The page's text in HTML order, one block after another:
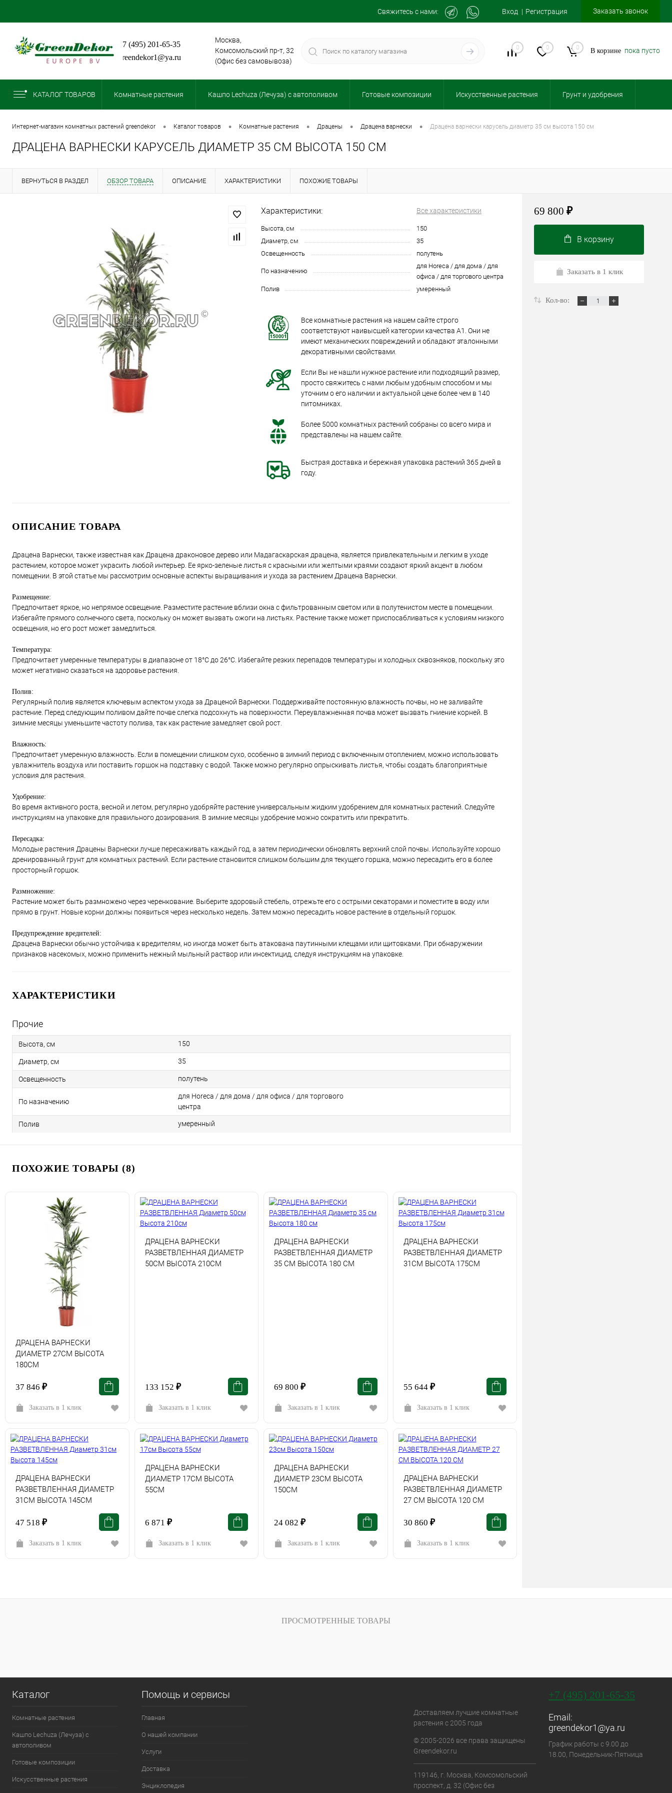
Свяжитесь с нами: Вход Регистрация Заказать звонок
+7 (495) 201-65-35
greendekor1@ya.ru
Москва,
Комсомольский пр-т, 32
(Офис без самовывоза)
0 0 0 В корзине пока пусто
КАТАЛОГ ТОВАРОВ Комнатные растения Кашпо Lechuza (Лечуза) с автополивом Готовые композиции Искусственные растения Грунт и удобрения
интернет-магазин комнатных растений greendekor • каталог товаров • комнатные растения • драцены • драцена варнески • драцена варнески карусель диаметр 35 см высота 150 см
ДРАЦЕНА ВАРНЕСКИ КАРУСЕЛЬ ДИАМЕТР 35 СМ ВЫСОТА 150 СМ
ВЕРНУТЬСЯ В РАЗДЕЛ ОБЗОР ТОВАРА ОПИСАНИЕ ХАРАКТЕРИСТИКИ ПОХОЖИЕ ТОВАРЫ
Характеристики: Все характеристики
Высота, см
150
Диаметр, см
35
Освещенность
полутень
По назначению
для Horeca / для дома / для
офиса / для торгового центра
Полив
умеренный
Все комнатные растения на нашем сайте строго
соответствуют наивысшей категории качества А1. Они не
имеют механических повреждений и обладают эталонными
декоративными свойствами.
Если Вы не нашли нужное растение или подходящий размер,
просто свяжитесь с нами любым удобным способом и мы
уточним о его наличии и актуальной цене более чем в 140
питомниках.
Более 5000 комнатных растений собраны со всего мира и
представлены на нашем сайте.
Быстрая доставка и бережная упаковка растений 365 дней в
году.
ОПИСАНИЕ ТОВАРА
Драцена Варнески, также известная как Драцена драконовое дерево или Мадагаскарская драцена, является привлекательным и легким в уходе
растением, которое может украсить любой интерьер. Ее ярко-зеленые листья с красными или желтыми краями создают яркий акцент в любом
помещении. В этой статье мы рассмотрим основные аспекты выращивания и ухода за растением Драцена Варнески.
Размещение:
Предпочитает яркое, но непрямое освещение. Разместите растение вблизи окна с фильтрованным светом или в полутенистом месте в помещении.
Избегайте прямого солнечного света, поскольку он может вызвать ожоги на листьях. Растение также может приспосабливаться к условиям низкого
освещения, но его рост может замедлиться.
Температура:
Предпочитает умеренные температуры в диапазоне от 18°C до 26°C. Избегайте резких перепадов температуры и холодных сквозняков, поскольку это
может негативно сказаться на здоровье растения.
Полив:
Регулярный полив является ключевым аспектом ухода за Драценой Варнески. Поддерживайте постоянную влажность почвы, но не заливайте
растение. Перед следующим поливом дайте почве слегка подсохнуть на поверхности. Переувлажненная почва может вызвать гниение корней. В
зимние месяцы уменьшите частоту полива, так как растение замедляет свой рост.
Влажность:
Предпочитает умеренную влажность. Если в помещении слишком сухо, особенно в зимний период с включенным отоплением, можно использовать
увлажнитель воздуха или поставить горшок на подставку с водой. Также можно регулярно опрыскивать листья, чтобы создать благоприятные
условия для растения.
Удобрение:
Во время активного роста, весной и летом, регулярно удобряйте растение универсальным жидким удобрением для комнатных растений. Следуйте
инструкциям на упаковке для правильного дозирования. В зимние месяцы удобрение можно сократить или прекратить.
Пересадка:
Молодые растения Драцены Варнески лучше пересаживать каждый год, а затем периодически обновлять верхний слой почвы. Используйте хорошо
дренированный грунт для комнатных растений. Если растение становится слишком большим для текущего горшка, можно пересадить его в более
просторный горшок.
Размножение:
Растение может быть размножено через черенкование. Выберите здоровый стебель, отрежьте его с острыми секаторами и поместите в воду или
прямо в грунт. Новые корни должны появиться через несколько недель. Затем можно пересадить новое растение в отдельный горшок.
Предупреждение вредителей:
Драцена Варнески обычно устойчива к вредителям, но иногда может быть атакована паутинными клещами или щитовками. При обнаружении
признаков насекомых, можно применить нежный мыльный раствор или инсектицид, следуя инструкциям на упаковке.
ХАРАКТЕРИСТИКИ
Прочие
Высота, см 150
Диаметр, см 35
Освещенность полутень
По назначению
для Horeca / для дома / для офиса / для торгового
центра
Полив умеренный
ПОХОЖИЕ ТОВАРЫ (8)
ДРАЦЕНА ВАРНЕСКИ
ДИАМЕТР 27СМ ВЫСОТА
180СМ
37 846 ₽
Заказать в 1 клик
ДРАЦЕНА ВАРНЕСКИ
РАЗВЕТВЛЕННАЯ ДИАМЕТР
50СМ ВЫСОТА 210СМ
133 152 ₽
Заказать в 1 клик
ДРАЦЕНА ВАРНЕСКИ
РАЗВЕТВЛЕННАЯ ДИАМЕТР
35 СМ ВЫСОТА 180 СМ
69 800 ₽
Заказать в 1 клик
ДРАЦЕНА ВАРНЕСКИ
РАЗВЕТВЛЕННАЯ ДИАМЕТР
31СМ ВЫСОТА 175СМ
55 644 ₽
Заказать в 1 клик
ДРАЦЕНА ВАРНЕСКИ
РАЗВЕТВЛЕННАЯ ДИАМЕТР
31СМ ВЫСОТА 145СМ
47 518 ₽
Заказать в 1 клик
ДРАЦЕНА ВАРНЕСКИ
ДИАМЕТР 17СМ ВЫСОТА
55СМ
6 871 ₽
Заказать в 1 клик
ДРАЦЕНА ВАРНЕСКИ
ДИАМЕТР 23СМ ВЫСОТА
150СМ
24 082 ₽
Заказать в 1 клик
ДРАЦЕНА ВАРНЕСКИ
РАЗВЕТВЛЕННАЯ ДИАМЕТР
27 СМ ВЫСОТА 120 СМ
30 860 ₽
Заказать в 1 клик
69 800 ₽
В корзину
Заказать в 1 клик
Кол-во:
ПРОСМОТРЕННЫЕ ТОВАРЫ
Каталог
Комнатные растения
Кашпо Lechuza (Лечуза) с
автополивом
Готовые композиции
Искусственные растения
Помощь и сервисы
Главная
О нашей компании
Услуги
Доставка
Энциклопедия
Доставляем лучшие комнатные
растения с 2005 года
© 2005-2026 все права защищены
Greendekor.ru
119146, г. Москва, Комсомольский
проспект, д. 32 (Офис без
+7 (495) 201-65-35
Email:
greendekor1@ya.ru
График работы с 9.00 до
18.00, Понедельник-Пятница